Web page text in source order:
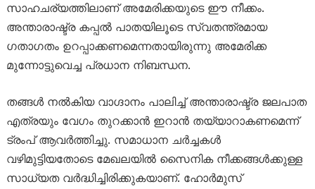
സാഹചര്യത്തിലാണ് അമേരിക്കയുടെ ഈ നീക്കം.
അന്താരാഷ്ട്ര കപ്പൽ പാതയിലൂടെ സ്വതന്ത്രമായ
ഗതാഗതം ഉറപ്പാക്കണമെന്നതായിരുന്നു അമേരിക്ക
മുന്നോട്ടുവെച്ച പ്രധാന നിബന്ധന.
തങ്ങൾ നൽകിയ വാഗ്ദാനം പാലിച്ച് അന്താരാഷ്ട്ര ജലപാത
എത്രയും വേഗം തുറക്കാൻ ഇറാൻ തയ്യാറാകണമെന്ന്
ട്രംപ് ആവർത്തിച്ചു. സമാധാന ചർച്ചകൾ
വഴിമുട്ടിയതോടെ മേഖലയിൽ സൈനിക നീക്കങ്ങൾക്കുള്ള
സാധ്യത വർദ്ധിച്ചിരിക്കുകയാണ്. ഹോർമുസ്